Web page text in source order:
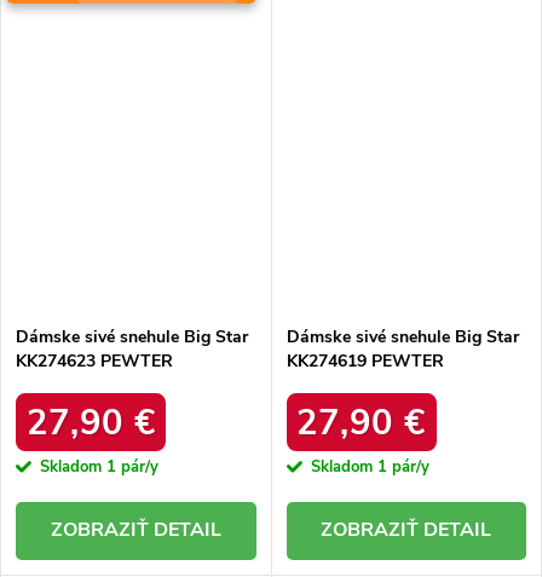
Dámske sivé snehule Big Star
KK274623 PEWTER
27,90 €
Skladom 1 pár/y
DETAIL
Dámske sivé snehule Big Star
KK274619 PEWTER
27,90 €
Skladom 1 pár/y
DETAIL